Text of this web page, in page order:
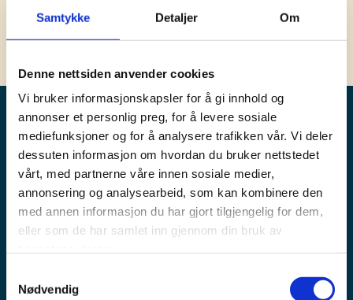
Samtykke Detaljer Om
Denne nettsiden anvender cookies
Vi bruker informasjonskapsler for å gi innhold og
annonser et personlig preg, for å levere sosiale
mediefunksjoner og for å analysere trafikken vår. Vi deler
dessuten informasjon om hvordan du bruker nettstedet
vårt, med partnerne våre innen sosiale medier,
annonsering og analysearbeid, som kan kombinere den
med annen informasjon du har gjort tilgjengelig for dem,
eller som de har samlet inn gjennom din bruk av
Nødvendig
Pensjonskontoret
Postadresse:
Postboks 1466 Vika,